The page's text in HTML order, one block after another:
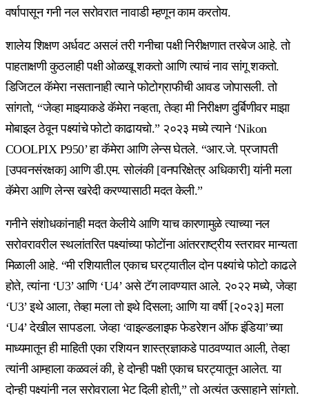
वर्षापासून गनी नल सरोवरात नावाडी म्हणून काम करतोय.
शालेय शिक्षण अर्धवट असलं तरी गनीचा पक्षी निरीक्षणात तरबेज आहे. तो
पाहताक्षणी कुठलाही पक्षी ओळखू शकतो आणि त्याचं नाव सांगू शकतो.
डिजिटल कॅमेरा नसतानाही त्याने फोटोग्राफीची आवड जोपासली. तो
सांगतो, “जेव्हा माझ्याकडे कॅमेरा नव्हता, तेव्हा मी निरीक्षण दुर्बिणीवर माझा
मोबाइल ठेवून पक्ष्यांचे फोटो काढायचो.” २०२३ मध्ये त्याने ‘Nikon
COOLPIX P950’ हा कॅमेरा आणि लेन्स घेतले. “आर.जे. प्रजापती
[उपवनसंरक्षक] आणि डी.एम. सोलंकी [वनपरिक्षेत्र अधिकारी] यांनी मला
कॅमेरा आणि लेन्स खरेदी करण्यासाठी मदत केली.”
गनीने संशोधकांनाही मदत केलीये आणि याच कारणामुळे त्याच्या नल
सरोवरावरील स्थलांतरित पक्ष्यांच्या फोटोंना आंतरराष्ट्रीय स्तरावर मान्यता
मिळाली आहे. “मी रशियातील एकाच घरट्यातील दोन पक्ष्यांचे फोटो काढले
होते, त्यांना ‘U3’ आणि ‘U4’ असे टॅग लावण्यात आले. २०२२ मध्ये, जेव्हा
‘U3’ इथे आला, तेव्हा मला तो इथे दिसला; आणि या वर्षी [२०२३] मला
‘U4’ देखील सापडला. जेव्हा ‘वाइल्डलाइफ फेडरेशन ऑफ इंडिया’च्या
माध्यमातून ही माहिती एका रशियन शास्त्रज्ञाकडे पाठवण्यात आली, तेव्हा
त्यांनी आम्हाला कळवलं की, हे दोन्ही पक्षी एकाच घरट्यातून आलेत. या
दोन्ही पक्ष्यांनी नल सरोवराला भेट दिली होती,” तो अत्यंत उत्साहाने सांगतो.